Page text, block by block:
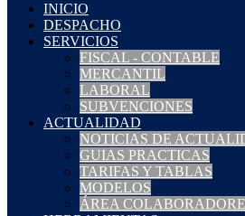
INICIO
DESPACHO
SERVICIOS
FISCAL - CONTABLE
MERCANTIL
LABORAL
SUBVENCIONES
ACTUALIDAD
NOTICIAS DE
GUIAS PRACTICAS
TARIFAS Y TABLAS
MODELOS
ÁREA